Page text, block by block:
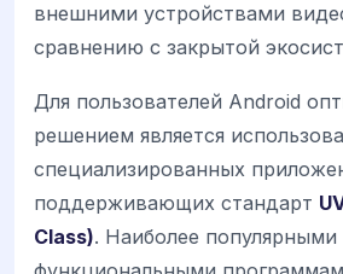
внешними устройствами
сравнению с закрытой
Для пользователей Android
решением является
специализированных
поддерживающих стандарт
Class). Наиболее популярными